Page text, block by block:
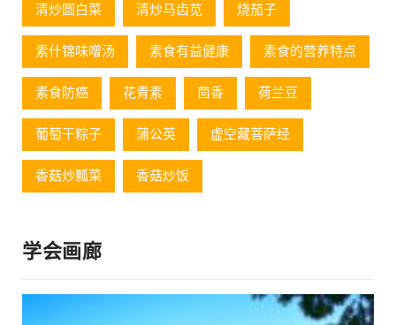
清炒圆白菜 清炒马齿苋 烧茄子
素什锦味噌汤 素食有益健康 素食的营养特点
素食防癌 花青素 茴香 荷兰豆
葡萄⼲粽⼦ 蒲公英 虚空藏菩萨经
香菇炒瓢菜 香菇炒饭
学会画廊